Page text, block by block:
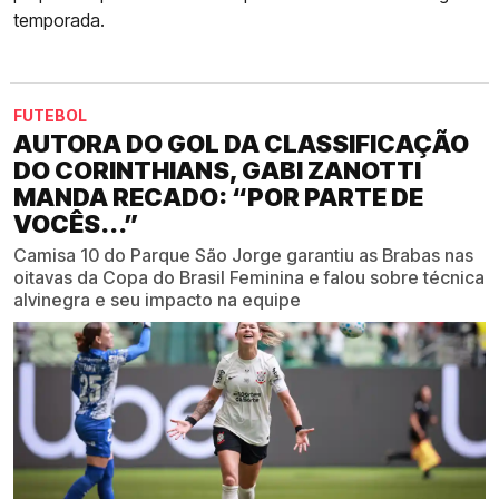
temporada.
FUTEBOL
AUTORA DO GOL DA CLASSIFICAÇÃO
DO CORINTHIANS, GABI ZANOTTI
MANDA RECADO: “POR PARTE DE
VOCÊS...”
Camisa 10 do Parque São Jorge garantiu as Brabas nas
oitavas da Copa do Brasil Feminina e falou sobre técnica
alvinegra e seu impacto na equipe